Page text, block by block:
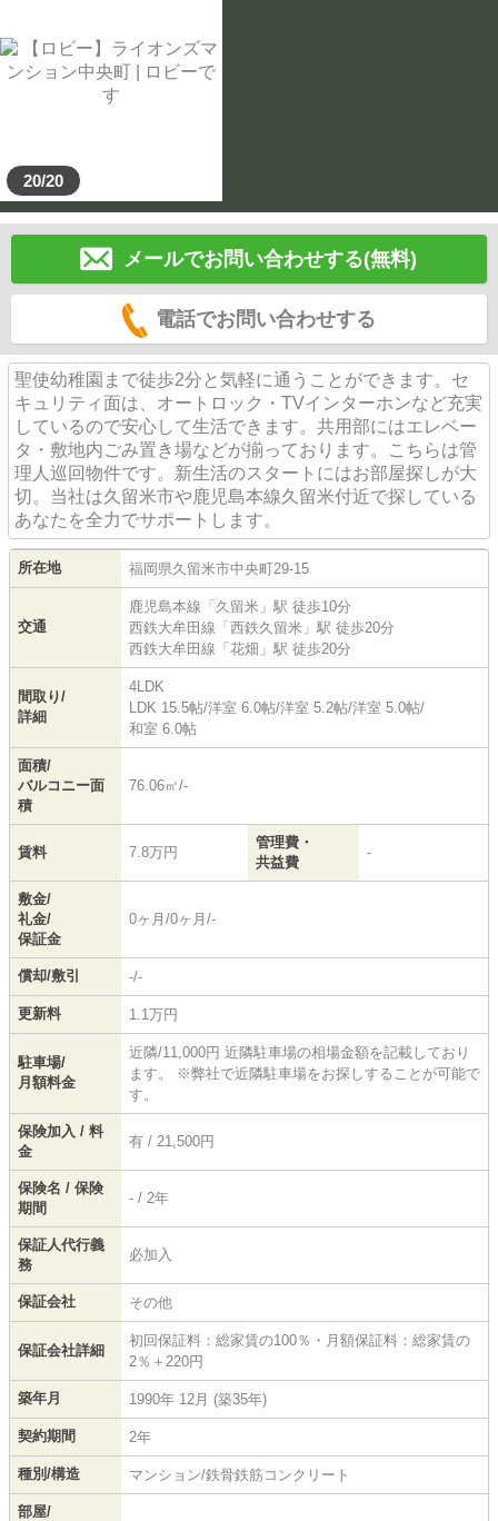
20/20
メールでお問い合わせする(無料)
電話でお問い合わせする
聖使幼稚園まで徒歩2分と気軽に通うことができます。セ
キュリティ面は、オートロック・TVインターホンなど充実
しているので安心して生活できます。共用部にはエレベー
タ・敷地内ごみ置き場などが揃っております。こちらは管
理人巡回物件です。新生活のスタートにはお部屋探しが大
切。当社は久留米市や鹿児島本線久留米付近で探している
あなたを全力でサポートします。
所在地 福岡県久留米市中央町29-15
交通
鹿児島本線 「久留米 」駅 徒歩10分
西鉄大牟田線 「西鉄久留米 」駅 徒歩20分
西鉄大牟田線 「花畑 」駅 徒歩20分
間取り/
詳細
4LDK
LDK 15.5帖/洋室 6.0帖/洋室 5.2帖/洋室 5.0帖/
和室 6.0帖
面積/
バルコニー面
積
76.06㎡/-
賃料 7.8万円
管理費・
共益費
-
敷金/
礼金/
保証金
0ヶ月/0ヶ月/-
償却/敷引 -/-
更新料 1.1万円
駐車場/
月額料金
近隣/11,000円 近隣駐車場の相場金額を記載しており
ます。 ※弊社で近隣駐車場をお探しすることが可能で
す。
保険加入 / 料
金
有 / 21,500円
保険名 / 保険
期間
- / 2年
保証人代行義
務
必加入
保証会社 その他
保証会社詳細
初回保証料：総家賃の100％・月額保証料：総家賃の
2％＋220円
築年月 1990年 12月 (築35年)
契約期間 2年
種別/構造 マンション/鉄骨鉄筋コンクリート
部屋/